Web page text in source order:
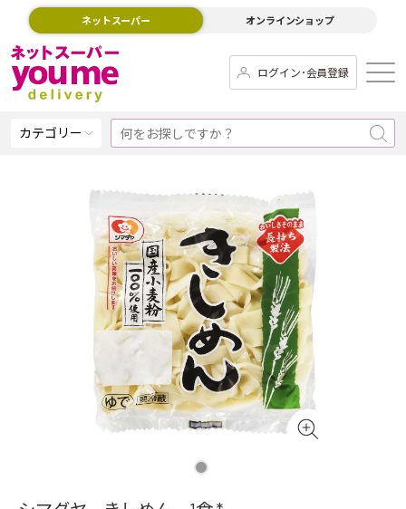
ネットスーパー オンラインショップ
ログイン･会員登録
カテゴリー